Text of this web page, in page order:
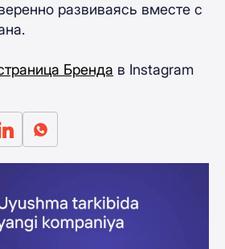
развиваясь вместе с
Бренда в Instagram